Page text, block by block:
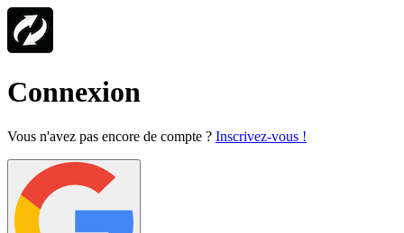
Connexion
Vous n'avez pas encore de compte ? Inscrivez-vous !